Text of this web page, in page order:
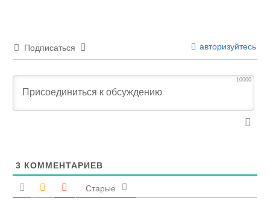
Подписаться авторизуйтесь
10000
3 КОММЕНТАРИЕВ
Старые